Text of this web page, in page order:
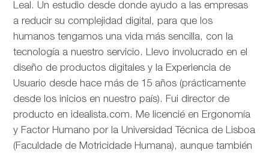
Leal. Un estudio desde donde ayudo a las empresas
a reducir su complejidad digital, para que los
humanos tengamos una vida más sencilla, con la
tecnología a nuestro servicio. Llevo involucrado en el
diseño de productos digitales y la Experiencia de
Usuario desde hace más de 15 años (prácticamente
desde los inicios en nuestro país). Fui director de
producto en idealista.com. Me licencié en Ergonomía
y Factor Humano por la Universidad Técnica de Lisboa
(Faculdade de Motricidade Humana), aunque también